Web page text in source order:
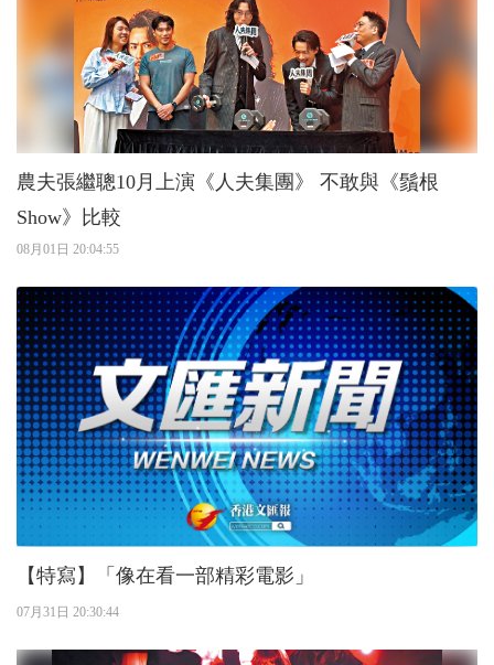
農夫張繼聰10月上演《人夫集團》 不敢與《鬚根
Show》比較
08月01日 20:04:55
【特寫】「像在看一部精彩電影」
07月31日 20:30:44